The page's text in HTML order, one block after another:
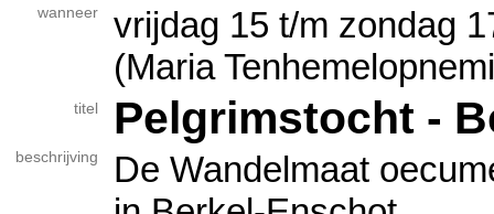
wanneer
vrijdag 15 t/m zondag
(Maria
titel Pelgrimstocht -
beschrijving
De Wandelmaat